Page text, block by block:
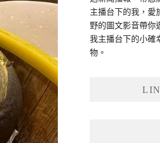
主播台下的我，愛
野的圖文影音帶你
我主播台下的小確
物。